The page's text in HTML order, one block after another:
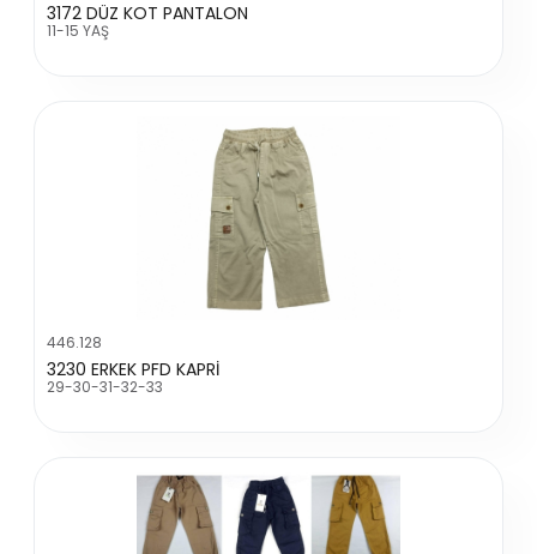
3172 DÜZ KOT PANTALON
11-15 YAŞ
446.128
3230 ERKEK PFD KAPRİ
29-30-31-32-33